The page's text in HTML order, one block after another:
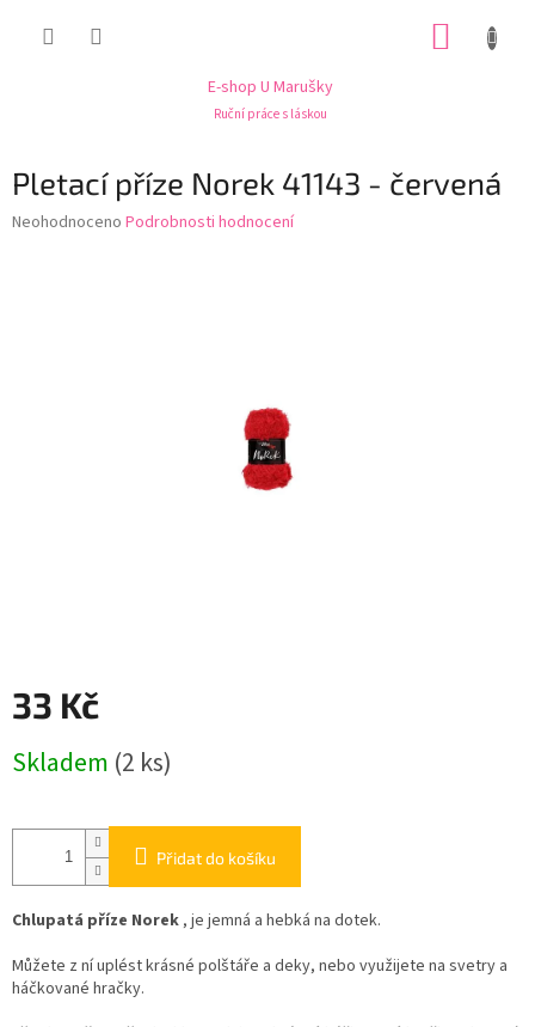
E-shop U Marušky
Ruční práce s láskou
Pletací příze Norek 41143 - červená
Průměrné
Neohodnoceno Podrobnosti hodnocení
33 Kč
cena:
Skladem (2 ks)
Přidat do košíku
Chlupatá příze Norek, je jemná a hebká na dotek.
Můžete z ní uplést krásné polštáře a deky, nebo využijete na svetry a
háčkované hračky.